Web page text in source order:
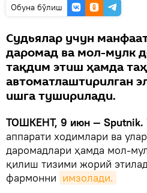
Oбуна бўлиш
Судьялар учун
даромад ва мол-мулк
тақдим этиш ҳамда
автоматлаштирилган
ишга туширилади.
ТОШКЕНТ, 9 июн — Sputnik.
аппарати ходимлари ва
даромадлари ҳамда мол-
қилиш тизими жорий
фармонни имзолади.